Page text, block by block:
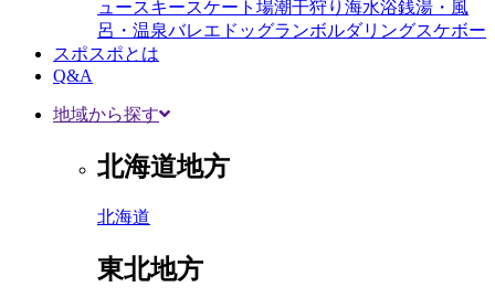
ュースキースケート場潮干狩り 海水浴銭湯・風
呂・温泉バレエ ドッグランボルダリングスケボー
スポスポとは
Q&A
地域から探す
北海道地方
北海道
東北地方